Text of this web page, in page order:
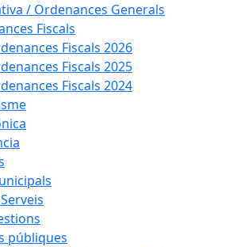
/ Ordenances Generals
Fiscals
Fiscals 2026
Fiscals 2025
Fiscals 2024
públiques